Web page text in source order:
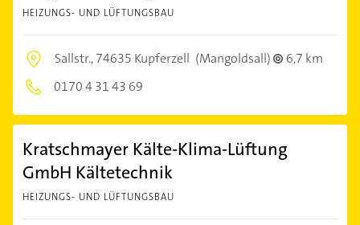
HEIZUNGS- UND LÜFTUNGSBAU
Sallstr.,74635 Kupferzell (Mangoldsall)
6,7 km
0170 4 31 43 69
Kratschmayer Kälte-Klima-Lüftung
GmbH Kältetechnik
HEIZUNGS- UND LÜFTUNGSBAU